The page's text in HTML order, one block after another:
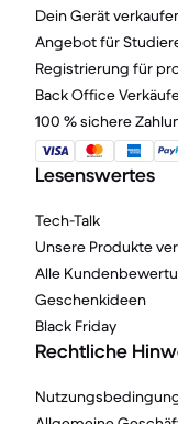
Dein Gerät
Angebot für
Registrierung für
Back Office
100 % sichere
Lesenswertes
Tech-Talk
Unsere Produkte
Alle
Geschenkideen
Black Friday
Rechtliche